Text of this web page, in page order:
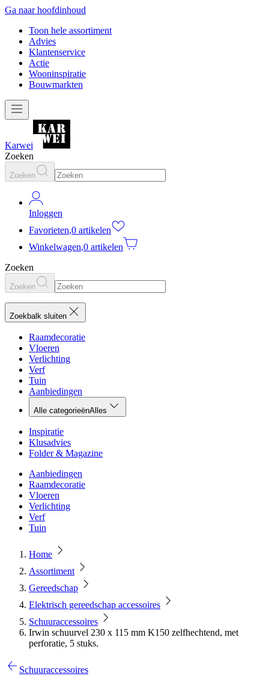
Ga naar hoofdinhoud
Toon hele assortiment
Advies
Klantenservice
Actie
Wooninspiratie
Bouwmarkten
Karwei
Zoeken
Zoeken
Inloggen
Favorieten,0 artikelen
Winkelwagen,0 artikelen
Zoeken
Zoeken
Zoekbalk sluiten
Raamdecoratie
Vloeren
Verlichting
Verf
Tuin
Aanbiedingen
Alle categorieënAlles
Inspiratie
Klusadvies
Folder & Magazine
Aanbiedingen
Raamdecoratie
Vloeren
Verlichting
Verf
Tuin
Home
Assortiment
Gereedschap
Elektrisch gereedschap accessoires
Schuuraccessoires
Irwin schuurvel 230 x 115 mm K150 zelfhechtend, met
perforatie, 5 stuks.
Schuuraccessoires